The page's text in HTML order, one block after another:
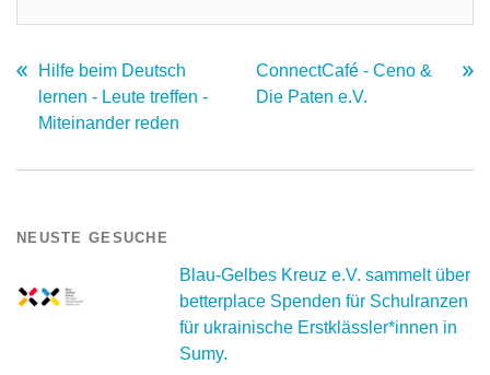
Hilfe beim Deutsch
lernen - Leute treffen -
Miteinander reden
ConnectCafé - Ceno &
Die Paten e.V.
NEUSTE GESUCHE
Blau-Gelbes Kreuz e.V. sammelt über
betterplace Spenden für Schulranzen
für ukrainische Erstklässler*innen in
Sumy.